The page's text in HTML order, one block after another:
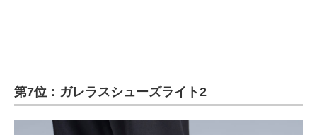
第7位：ガレラスシューズライト2